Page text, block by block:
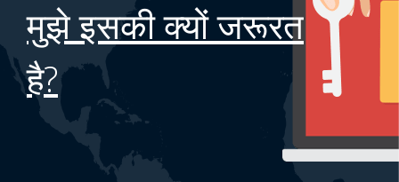
मुझे इसकी क्यों जरूरत
है?